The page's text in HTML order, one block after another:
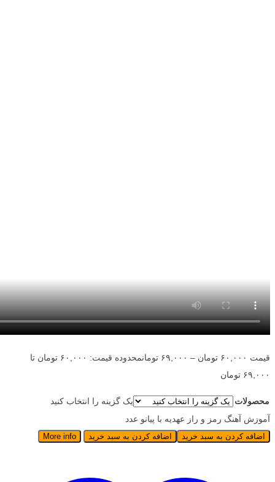
قیمت ۶۰,۰۰۰ تومان – ۶۹,۰۰۰ تومان
محدوده قیمت: ۶۰,۰۰۰ تومان تا
۶۹,۰۰۰ تومان
محصولات
یک گزینه را انتخاب کنید
آموزش آهنگ رمز و راز عهدیه با پیانو عدد
اضافه کردن به سبد خرید اضافه کردن به سبد خرید More info